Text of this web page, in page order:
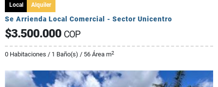
Local Alquiler
Se Arrienda Local Comercial - Sector Unicentro
$3.500.000 COP
0 Habitaciones / 1 Baño(s) / 56 Área m2